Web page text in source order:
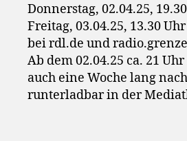
Donnerstag, 02.04.25,
Freitag, 03.04.25, 13.30
bei rdl.de und
Ab dem 02.04.25 ca. 21
auch eine Woche lang
runterladbar in der